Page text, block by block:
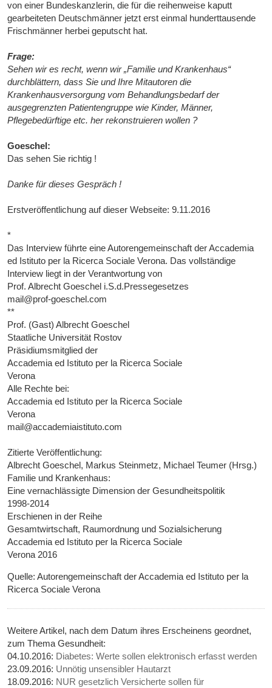
von einer Bundeskanzlerin, die für die reihenweise kaputt
gearbeiteten Deutschmänner jetzt erst einmal hunderttausende
Frischmänner herbei geputscht hat.
Frage:
Sehen wir es recht, wenn wir „Familie und Krankenhaus“
durchblättern, dass Sie und Ihre Mitautoren die
Krankenhausversorgung vom Behandlungsbedarf der
ausgegrenzten Patientengruppe wie Kinder, Männer,
Pflegebedürftige etc. her rekonstruieren wollen ?
Goeschel:
Das sehen Sie richtig !
Danke für dieses Gespräch !
Erstveröffentlichung auf dieser Webseite: 9.11.2016
*
Das Interview führte eine Autorengemeinschaft der Accademia
ed Istituto per la Ricerca Sociale Verona. Das vollständige
Interview liegt in der Verantwortung von
Prof. Albrecht Goeschel i.S.d.Pressegesetzes
mail@prof-goeschel.com
**
Prof. (Gast) Albrecht Goeschel
Staatliche Universität Rostov
Präsidiumsmitglied der
Accademia ed Istituto per la Ricerca Sociale
Verona
Alle Rechte bei:
Accademia ed Istituto per la Ricerca Sociale
Verona
mail@accademiaistituto.com
Zitierte Veröffentlichung:
Albrecht Goeschel, Markus Steinmetz, Michael Teumer (Hrsg.)
Familie und Krankenhaus:
Eine vernachlässigte Dimension der Gesundheitspolitik
1998-2014
Erschienen in der Reihe
Gesamtwirtschaft, Raumordnung und Sozialsicherung
Accademia ed Istituto per la Ricerca Sociale
Verona 2016
Quelle: Autorengemeinschaft der Accademia ed Istituto per la
Ricerca Sociale Verona
Weitere Artikel, nach dem Datum ihres Erscheinens geordnet,
zum Thema Gesundheit:
04.10.2016: Diabetes: Werte sollen elektronisch erfasst werden
23.09.2016: Unnötig unsensibler Hautarzt
18.09.2016: NUR gesetzlich Versicherte sollen für